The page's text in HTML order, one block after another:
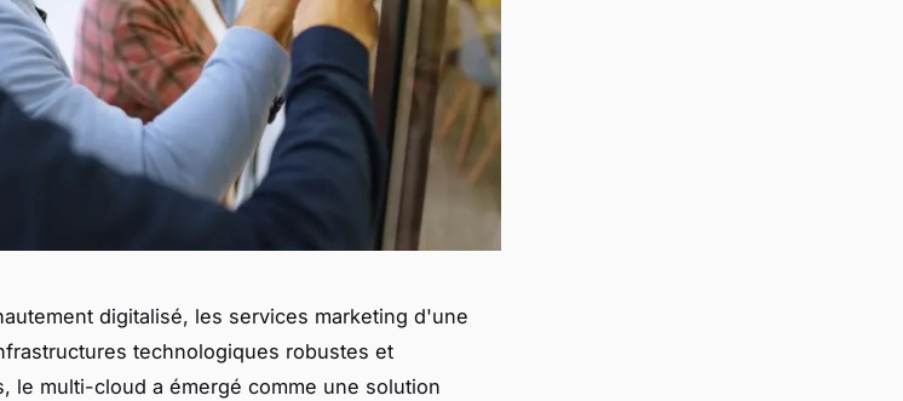
digitalisé, les services marketing d'une
technologiques robustes et
le multi-cloud a émergé comme une solution